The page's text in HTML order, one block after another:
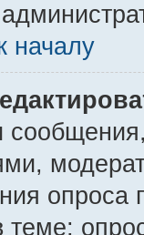
началу
опроса